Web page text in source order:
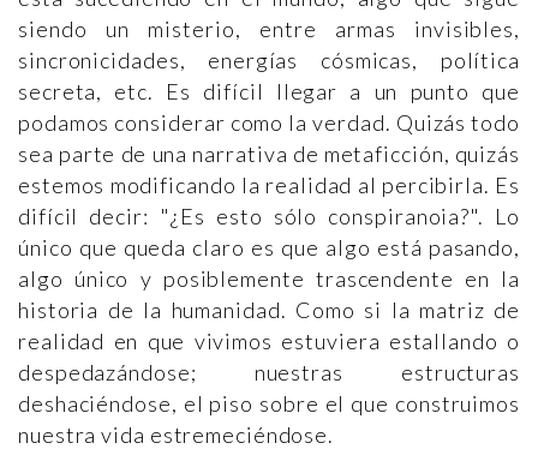
siendo un misterio, entre armas invisibles,
sincronicidades, energías cósmicas, política
secreta, etc. Es difícil llegar a un punto que
podamos considerar como la verdad. Quizás todo
sea parte de una narrativa de metaficción, quizás
estemos modificando la realidad al percibirla. Es
difícil decir: "¿Es esto sólo conspiranoia?". Lo
único que queda claro es que algo está pasando,
algo único y posiblemente trascendente en la
historia de la humanidad. Como si la matriz de
realidad en que vivimos estuviera estallando o
despedazándose; nuestras estructuras
deshaciéndose, el piso sobre el que construimos
nuestra vida estremeciéndose.